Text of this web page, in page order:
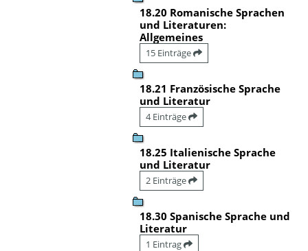
18.20 Romanische Sprachen
und Literaturen:
Allgemeines
15 Einträge
18.21 Französische Sprache
und Literatur
4 Einträge
18.25 Italienische Sprache
und Literatur
2 Einträge
18.30 Spanische Sprache und
Literatur
1 Eintrag